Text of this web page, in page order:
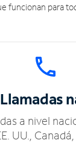
funcionan para
Llamadas
a nivel
UU.,